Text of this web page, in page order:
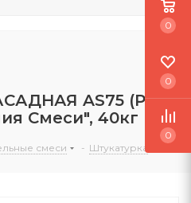
AS75 (РН,
Смеси", 40кг
смеси - Штукатурка
0
0
0